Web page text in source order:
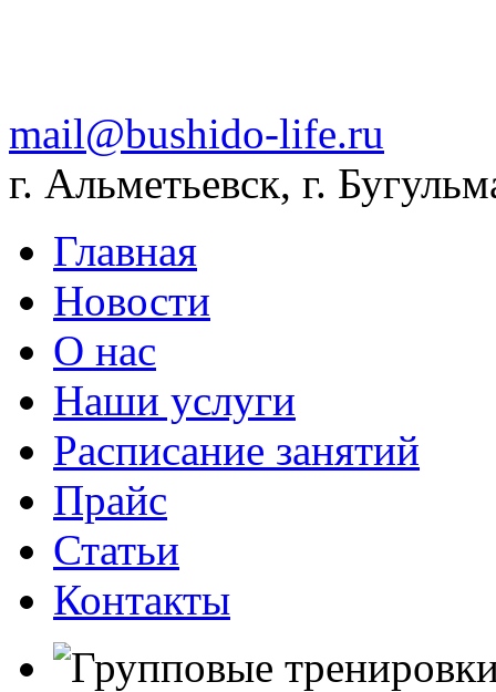
mail@bushido-life.ru
г. Альметьевск, г.
Главная
Новости
О нас
Наши услуги
Расписание занятий
Прайс
Статьи
Контакты